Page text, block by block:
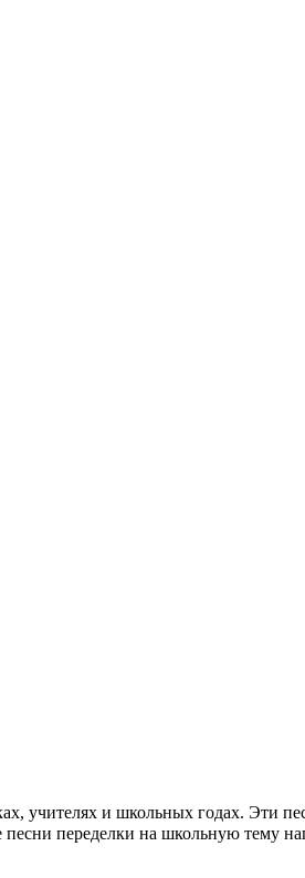
учителях и школьных годах. Эти
переделки на школьную тему